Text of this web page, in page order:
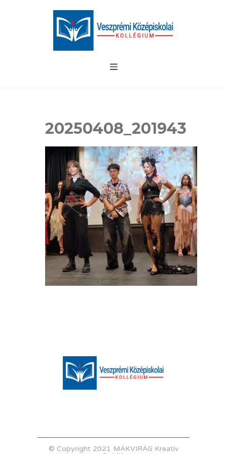
20250408_201943
© Copyright 2021 MÁKVIRÁG Kreatív